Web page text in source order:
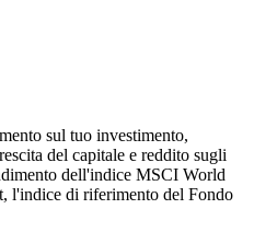
sul tuo investimento,
del capitale e reddito sugli
dell'indice MSCI World
l'indice di riferimento del Fondo